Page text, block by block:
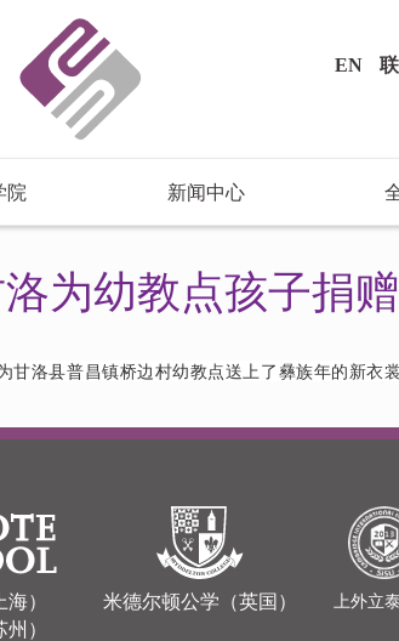
EN
院 新闻中心
为幼教点孩子捐
洛县普昌镇桥边村幼教点送上了彝族年的新衣裳
）
）
米德尔顿公学（英国） 上外立